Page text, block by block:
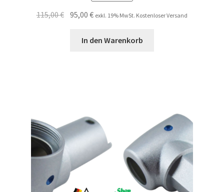
115,00€ Ursprünglicher
95,00€Aktueller
ist:
exkl. 19% MwSt. Kostenloser Versand
In den Warenkorb